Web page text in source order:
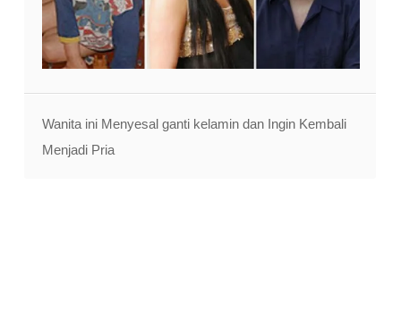
Wanita ini Menyesal ganti kelamin dan Ingin Kembali
Menjadi Pria